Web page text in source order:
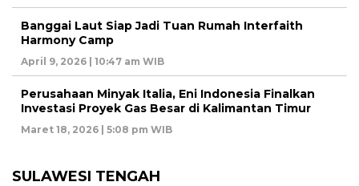
Banggai Laut Siap Jadi Tuan Rumah Interfaith
Harmony Camp
April 9, 2026 | 10:47 am WIB
Perusahaan Minyak Italia, Eni Indonesia Finalkan
Investasi Proyek Gas Besar di Kalimantan Timur
Maret 18, 2026 | 5:08 pm WIB
SULAWESI TENGAH